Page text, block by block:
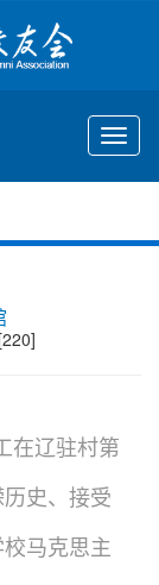
220]
在辽驻村第
史、接受
马克思主